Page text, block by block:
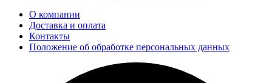
О компании
Доставка и оплата
Контакты
Положение об обработке персональных данных